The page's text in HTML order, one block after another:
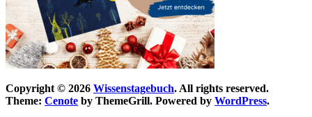
Copyright © 2026 Wissenstagebuch. All rights reserved.
Theme: Cenote by ThemeGrill. Powered by WordPress.